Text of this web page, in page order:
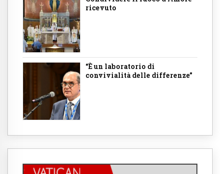
ricevuto
“È un laboratorio di
convivialità delle differenze”